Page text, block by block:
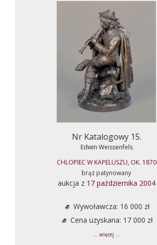
Nr Katalogowy 15.
Edwin Weissenfels
CHLOPIEC W KAPELUSZU, OK. 1870
brąz patynowany
aukcja z 17 października 2004
Wywoławcza: 16 000 zł
Cena uzyskana: 17 000 zł
... więcej ...